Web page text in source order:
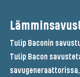
Tulip Baconin
Tulip Bacon